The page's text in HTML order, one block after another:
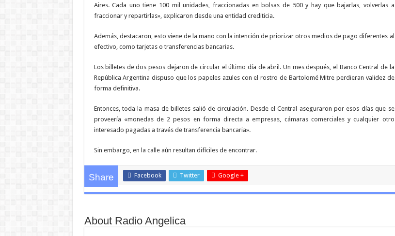
Aires. Cada uno tiene 100 mil unidades, fraccionadas en bolsas de 500 y hay que bajarlas, volverlas a
fraccionar y repartirlas», explicaron desde una entidad crediticia.
Además, destacaron, esto viene de la mano con la intención de priorizar otros medios de pago diferentes al
efectivo, como tarjetas o transferencias bancarias.
Los billetes de dos pesos dejaron de circular el último día de abril. Un mes después, el Banco Central de la
República Argentina dispuso que los papeles azules con el rostro de Bartolomé Mitre perdieran validez de
forma definitiva.
Entonces, toda la masa de billetes salió de circulación. Desde el Central aseguraron por esos días que se
proveería «monedas de 2 pesos en forma directa a empresas, cámaras comerciales y cualquier otro
interesado pagadas a través de transferencia bancaria».
Sin embargo, en la calle aún resultan difíciles de encontrar.
Share Facebook Twitter Google +
About Radio Angelica